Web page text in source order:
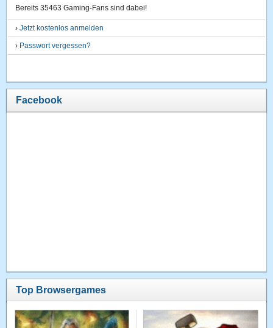
Bereits 35463 Gaming-Fans sind dabei!
›Jetzt kostenlos anmelden
› Passwort vergessen?
Facebook
Top Browsergames